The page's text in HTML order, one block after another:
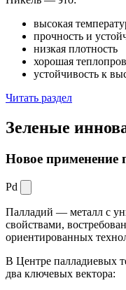
высокая
прочность и
низкая плотность
хорошая
устойчивость к
Читать раздел
Зеленые
Новое применение
Pd
Палладий — металл с
свойствами,
ориентированных
В Центре палладиевых
два ключевых вектора: